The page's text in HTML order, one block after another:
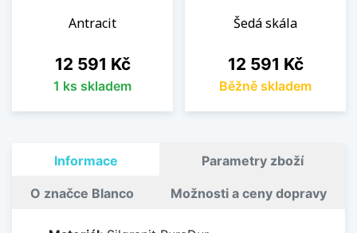
Antracit
Cena
12 591 Kč
1 ks skladem
Šedá skála
Cena
12 591 Kč
Běžně skladem
Informace Parametry zboží
O značce Blanco Možnosti a ceny dopravy